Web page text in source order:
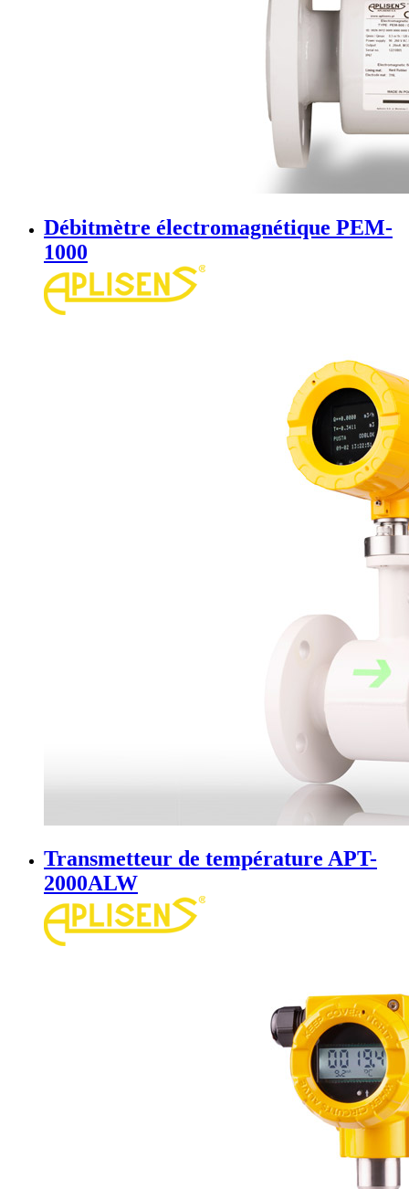
Débitmètre électromagnétique PEM-
1000
Transmetteur de température APT-
2000ALW